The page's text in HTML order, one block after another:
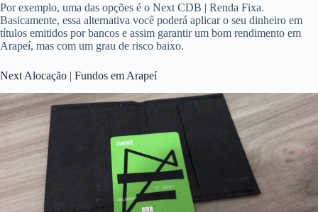
Por exemplo, uma das opções é o Next CDB | Renda Fixa.
Basicamente, essa alternativa você poderá aplicar o seu dinheiro em
títulos emitidos por bancos e assim garantir um bom rendimento em
Arapeí, mas com um grau de risco baixo.
Next Alocação | Fundos em Arapeí